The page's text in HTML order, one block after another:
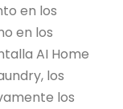
en los
en los
AI Home
los
los